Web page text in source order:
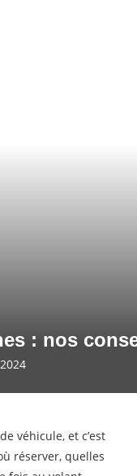
: nos
véhicule, et c’est
réserver, quelles